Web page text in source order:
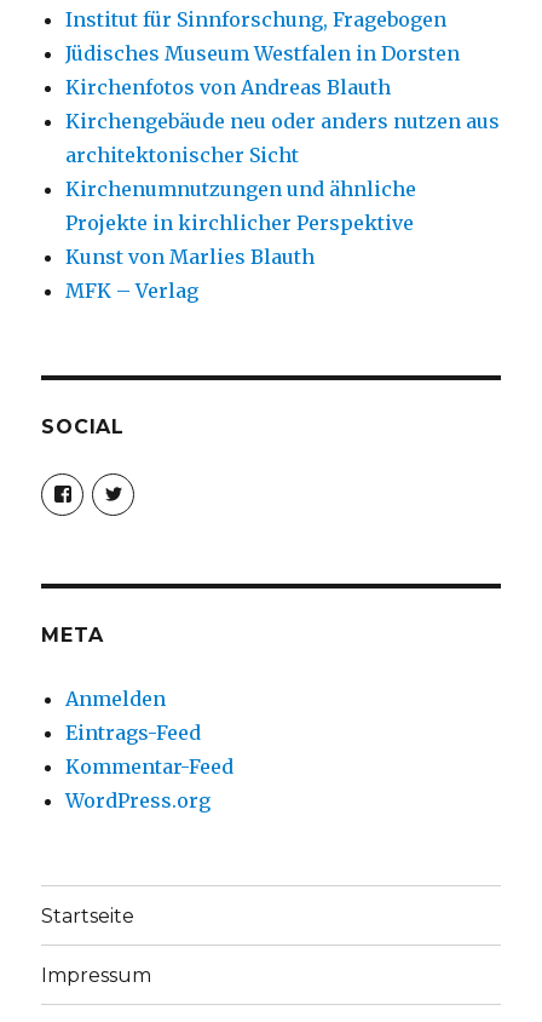
Institut für Sinnforschung, Fragebogen
Jüdisches Museum Westfalen in Dorsten
Kirchenfotos von Andreas Blauth
Kirchengebäude neu oder anders nutzen aus
architektonischer Sicht
Kirchenumnutzungen und ähnliche
Projekte in kirchlicher Perspektive
Kunst von Marlies Blauth
MFK – Verlag
SOCIAL
Profil
von
christoph.fleischer1
anzeigen
Profil
von
anzeigen
META
Anmelden
Eintrags-Feed
Kommentar-Feed
WordPress.org
Startseite
Impressum